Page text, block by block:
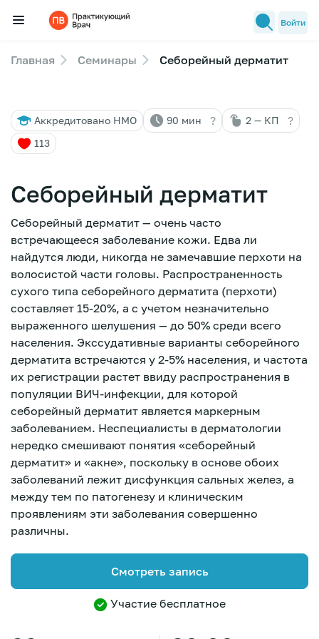
Семинары
Лекторы
FAQ
Зарегистрироваться
Войти
Главная Семинары Себорейный дерматит
Аккредитовано НМО 90 мин ? 2 — КП ?
113
Себорейный дерматит
Себорейный дерматит — очень часто
встречающееся заболевание кожи. Едва ли
найдутся люди, никогда не замечавшие перхоти на
волосистой части головы. Распространенность
сухого типа себорейного дерматита (перхоти)
составляет 15-20%, а с учетом незначительно
выраженного шелушения — до 50% среди всего
населения. Экссудативные варианты себорейного
дерматита встречаются у 2-5% населения, и частота
их регистрации растет ввиду распространения в
популяции ВИЧ-инфекции, для которой
себорейный дерматит является маркерным
заболеванием. Неспециалисты в дерматологии
нередко смешивают понятия «себорейный
дерматит» и «акне», поскольку в основе обоих
заболеваний лежит дисфункция сальных желез, а
между тем по патогенезу и клиническим
проявлениям эти заболевания совершенно
различны.
Смотреть запись
Участие бесплатное